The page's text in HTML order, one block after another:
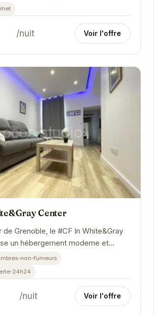
/nuit Voir l'offre
Center
Grenoble, le #CF In White&Gray
un hébergement moderne et
design élégant et ses
non-fumeurs
24h24
/nuit Voir l'offre